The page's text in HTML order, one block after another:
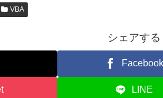
VBA
シェアする
Facebook
LINE